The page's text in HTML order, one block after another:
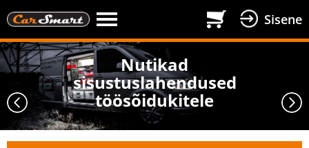
Sisene
Nutikad
sisustuslahendused
töösõidukitele